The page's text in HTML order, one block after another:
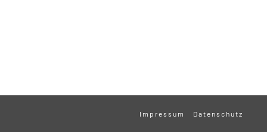
Impressum Datenschutz